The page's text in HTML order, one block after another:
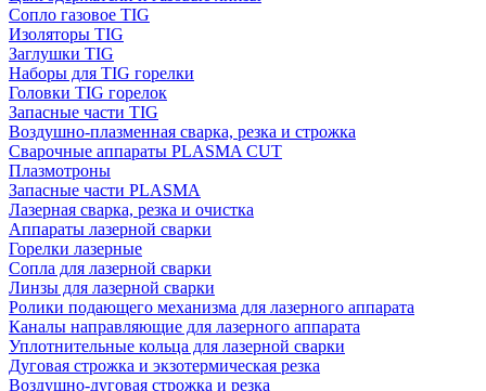
Сопло газовое TIG
Изоляторы TIG
Заглушки TIG
Наборы для TIG горелки
Головки TIG горелок
Запасные части TIG
Воздушно-плазменная сварка, резка и строжка
Сварочные аппараты PLASMA CUT
Плазмотроны
Запасные части PLASMA
Лазерная сварка, резка и очистка
Аппараты лазерной сварки
Горелки лазерные
Сопла для лазерной сварки
Линзы для лазерной сварки
Ролики подающего механизма для лазерного аппарата
Каналы направляющие для лазерного аппарата
Уплотнительные кольца для лазерной сварки
Дуговая строжка и экзотермическая резка
Воздушно-дуговая строжка и резка